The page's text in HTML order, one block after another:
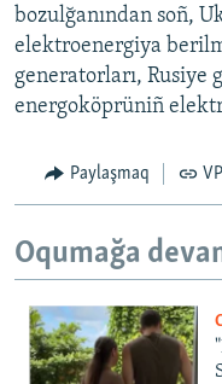
bozulğanından soñ,
elektroenergiya
generatorları, Rusiye
energoköprüniñ
Paylaşmaq
Oqumağa